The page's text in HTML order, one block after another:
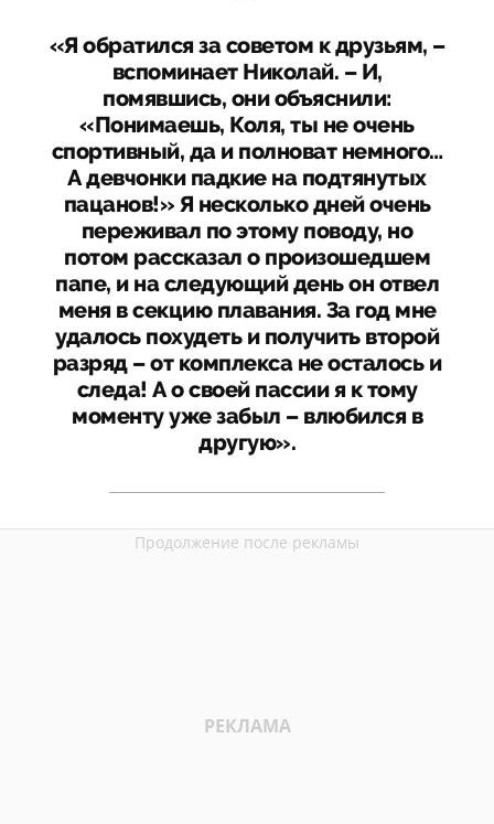
«Я обратился за советом к друзьям, –
вспоминает Николай. – И,
помявшись, они объяснили:
«Понимаешь, Коля, ты не очень
спортивный, да и полноват немного…
А девчонки падкие на подтянутых
пацанов!» Я несколько дней очень
переживал по этому поводу, но
потом рассказал о произошедшем
папе, и на следующий день он отвел
меня в секцию плавания. За год мне
удалось похудеть и получить второй
разряд – от комплекса не осталось и
следа! А о своей пассии я к тому
моменту уже забыл – влюбился в
другую».